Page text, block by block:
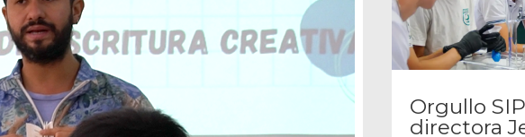
Orgullo
directora